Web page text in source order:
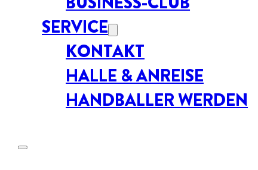
SERVICE
KONTAKT
HALLE & ANREISE
HANDBALLER WERDEN